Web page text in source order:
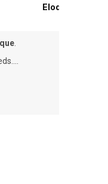
Elodie Details